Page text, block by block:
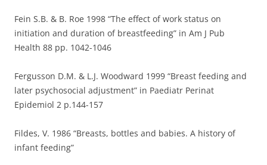
Fein S.B. & B. Roe 1998 “The effect of work status on
initiation and duration of breastfeeding” in Am J Pub
Health 88 pp. 1042-1046
Fergusson D.M. & L.J. Woodward 1999 “Breast feeding and
later psychosocial adjustment” in Paediatr Perinat
Epidemiol 2 p.144-157
Fildes, V. 1986 “Breasts, bottles and babies. A history of
infant feeding”